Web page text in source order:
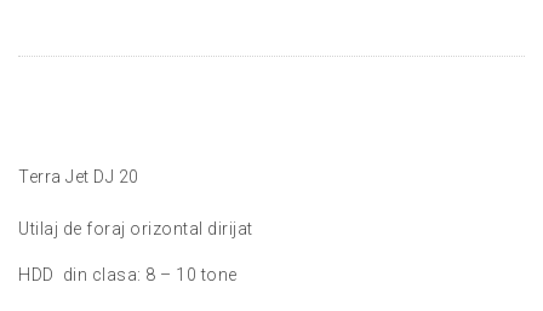
Terra Jet DJ 20
Utilaj de foraj orizontal dirijat
HDD din clasa: 8 – 10 tone